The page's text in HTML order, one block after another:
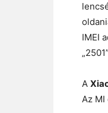
IMEI
A
Az